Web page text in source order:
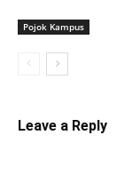
Pojok Kampus
Leave a Reply